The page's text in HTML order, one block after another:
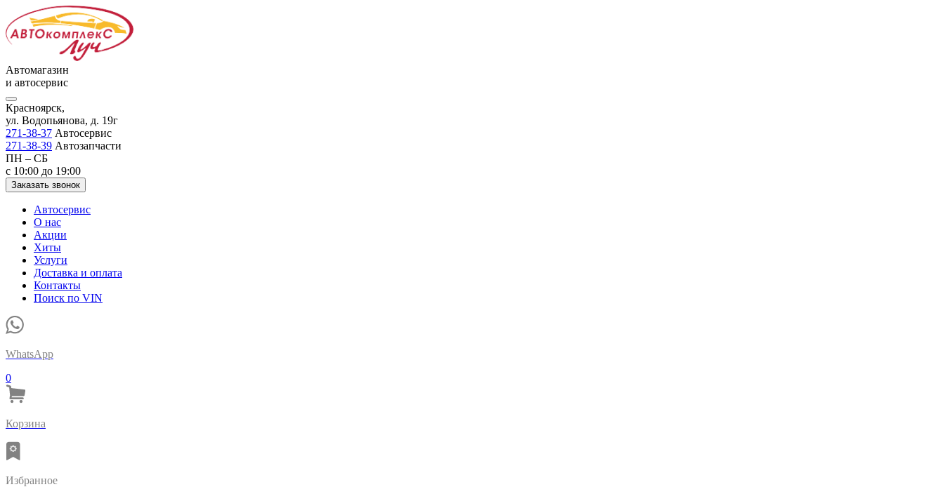
Автомагазин
и автосервис
Красноярск,
ул. Водопьянова, д. 19г
271-38-37 Автосервис
271-38-39 Автозапчасти
ПН – СБ
с 10:00 до 19:00
Заказать звонок
Автосервис
О нас
Акции
Хиты
Услуги
Доставка и оплата
Контакты
Поиск по VIN
WhatsApp
0
Корзина
Избранное